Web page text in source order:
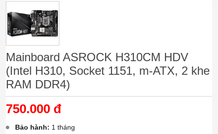
Mainboard ASROCK H310CM HDV
(Intel H310, Socket 1151, m-ATX, 2 khe
RAM DDR4)
750.000 đ
Bảo hành: 1 tháng